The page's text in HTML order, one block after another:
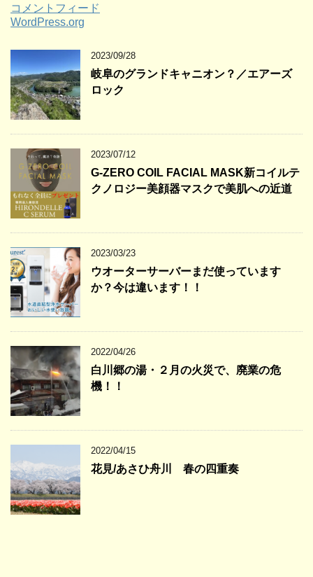
コメントフィード
WordPress.org
2023/09/28
岐阜のグランドキャニオン？／エアーズ
ロック
2023/07/12
G-ZERO COIL FACIAL MASK新コイルテ
クノロジー美顔器マスクで美肌への近道
2023/03/23
ウオーターサーバーまだ使っています
か？今は違います！！
2022/04/26
白川郷の湯・２月の火災で、廃業の危
機！！
2022/04/15
花見/あさひ舟川 春の四重奏